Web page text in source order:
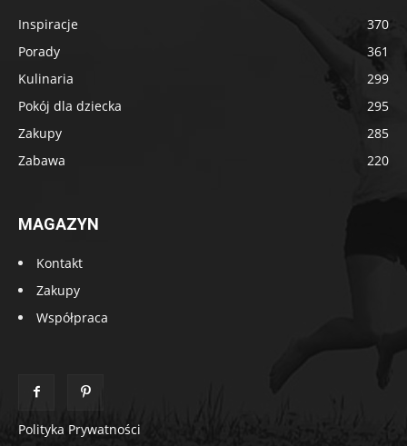
Inspiracje
370
Porady
361
Kulinaria
299
Pokój dla dziecka
295
Zakupy
285
Zabawa
220
MAGAZYN
Kontakt
Zakupy
Współpraca
Polityka Prywatności